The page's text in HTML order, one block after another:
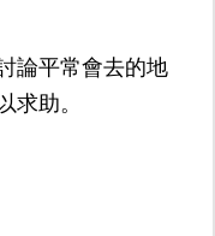
論平常會去的地
求助。